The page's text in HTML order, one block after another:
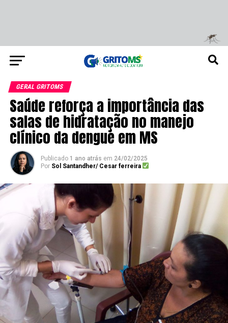
GERAL GRITOMS
Saúde reforça a importância das
salas de hidratação no manejo
clínico da dengue em MS
Publicado 1 ano atrás em 24/02/2025
Por Sol Santandher/ Cesar ferreira